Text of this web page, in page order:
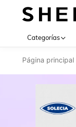
Categorías
Página principal